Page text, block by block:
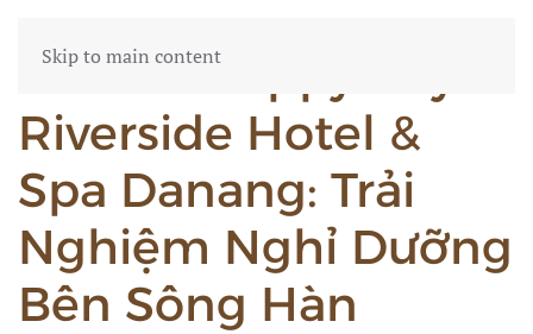
Skip to main content
Review Happy Day
Riverside Hotel &
Spa Danang: Trải
Nghiệm Nghỉ Dưỡng
Bên Sông Hàn